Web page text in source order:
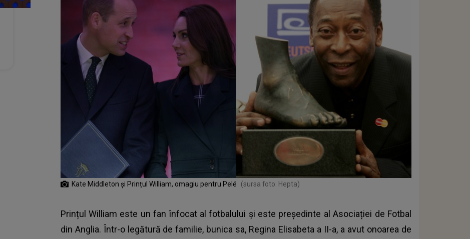
Kate Middleton și Prințul William, omagiu pentru Pelé (sursa foto: Hepta)
Prințul William este un fan înfocat al fotbalului și este președinte al Asociației de Fotbal
din Anglia. Într-o legătură de familie, bunica sa, Regina Elisabeta a II-a, a avut onoarea de